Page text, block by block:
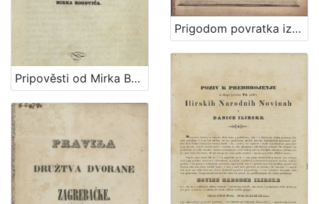
Pripověsti od Mirka Bogovića
Prigodom povratka iz Dalmacie dru. Ljudevitu Gaju u ime iskrenih narodnosti ilirske i njegovih prijateljah / čestituje Pavao Stoós